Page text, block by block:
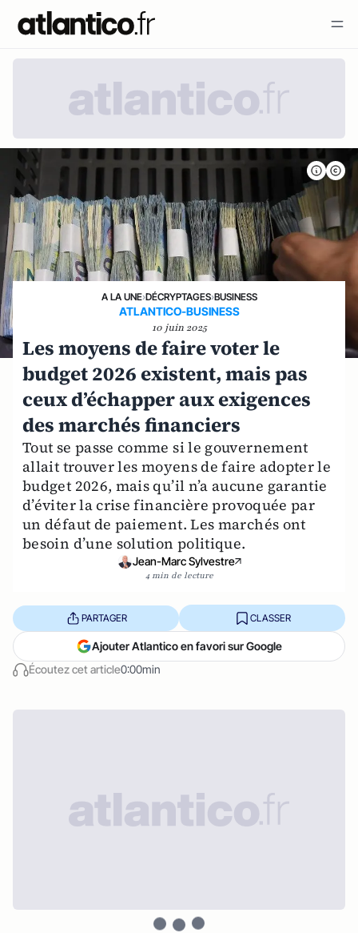
A LA UNE›DÉCRYPTAGES›BUSINESS
ATLANTICO-BUSINESS
10 juin 2025
Les moyens de faire voter le
budget 2026 existent, mais pas
ceux d’échapper aux exigences
des marchés financiers
Tout se passe comme si le gouvernement
allait trouver les moyens de faire adopter le
budget 2026, mais qu’il n’a aucune garantie
d’éviter la crise financière provoquée par
un défaut de paiement. Les marchés ont
besoin d’une solution politique.
Jean-Marc Sylvestre
4 min de lecture
Écoutez cet article0:00min
PARTAGER CLASSER
Ajouter Atlantico en favori sur Google